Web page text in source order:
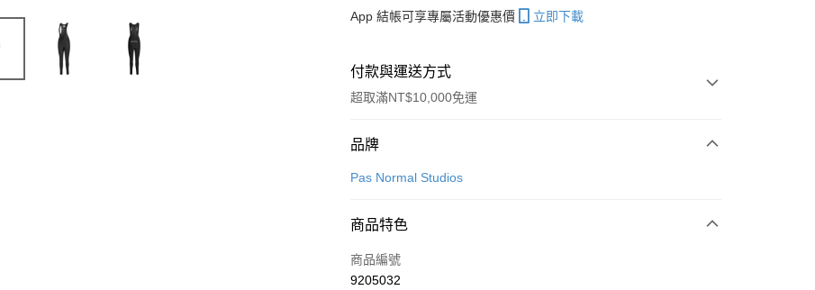
App 結帳可享專屬活動優惠價 立即下載
付款與運送方式
超取滿NT$10,000免運
付款方式
信用卡一次付款
Apple Pay
品牌
Pas Normal Studios
商品特色
商品編號
9205032